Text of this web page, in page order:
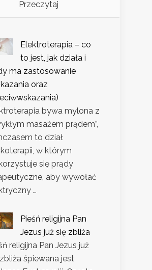
Przeczytaj
Elektroterapia – co
to jest, jak działa i
ma zastosowanie
oraz
bywa mylona z
masażem prądem”,
to dział
w którym
się prądy
aby wywołać
…
Pieśń religijna Pan
Jezus już się zbliża
religijna Pan Jezus już
śpiewana jest